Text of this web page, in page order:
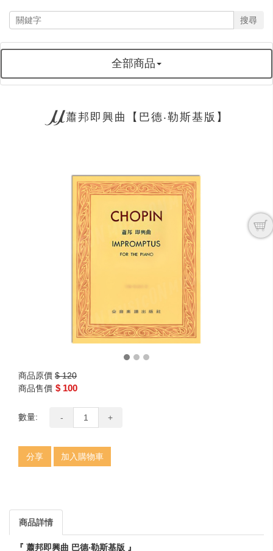
搜尋
全部商品
蕭邦即興曲【巴德‧勒斯基版】
商品原價 $ 120
商品售價 $ 100
數量: - +
分享 加入購物車
商品詳情
『 蕭邦即興曲 巴德‧勒斯基版 』